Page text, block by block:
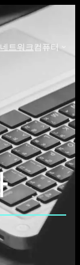
네트워크컴퓨터